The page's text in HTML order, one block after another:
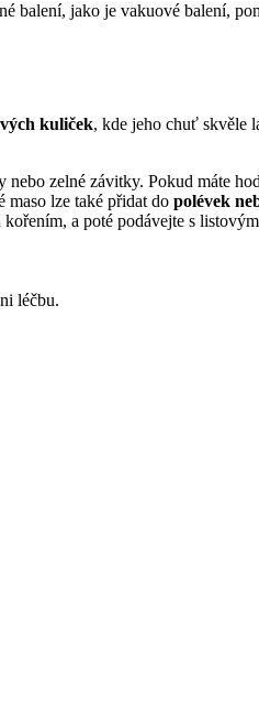
balení, jako je vakuové balení,
kuliček, kde jeho chuť skvěle
nebo zelné závitky. Pokud máte
maso lze také přidat do polévek
a poté podávejte s
léčbu.